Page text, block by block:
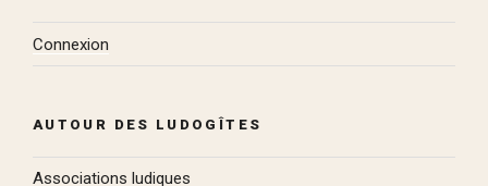
Connexion
AUTOUR DES LUDOGÎTES
Associations ludiques